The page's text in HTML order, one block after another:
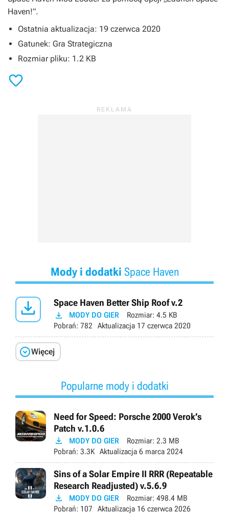
Haven!”.
Ostatnia aktualizacja: 19 czerwca 2020
Gatunek: Gra Strategiczna
Rozmiar pliku: 1.2 KB

Mody i dodatki Space Haven
 Space Haven Better Ship Roof v.2
 MODY DO GIER Rozmiar: 4.5 KB
Pobrań: 782 Aktualizacja 17 czerwca 2020
Więcej
Popularne mody i dodatki
Need for Speed: Porsche 2000 Verok’s
Patch v.1.0.6
 MODY DO GIER Rozmiar: 2.3 MB
Pobrań: 3.3K Aktualizacja 6 marca 2024
Sins of a Solar Empire II RRR (Repeatable
Research Readjusted) v.5.6.9
 MODY DO GIER Rozmiar: 498.4 MB
Pobrań: 107 Aktualizacja 16 czerwca 2026